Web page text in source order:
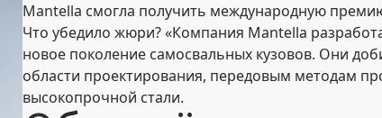
Mantella смогла получить международную
Что убедило жюри? «Компания Mantella
новое поколение самосвальных кузовов. Они
области проектирования, передовым методам
высокопрочной стали.